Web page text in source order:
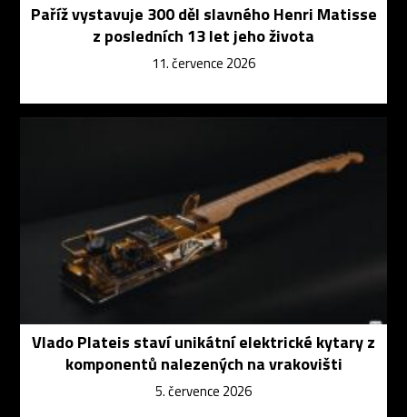
Paříž vystavuje 300 děl slavného Henri Matisse
z posledních 13 let jeho života
11. července 2026
Vlado Plateis staví unikátní elektrické kytary z
komponentů nalezených na vrakovišti
5. července 2026